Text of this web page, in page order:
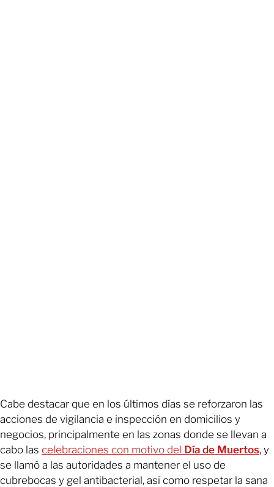
Cabe destacar que en los últimos días se reforzaron las
acciones de vigilancia e inspección en domicilios y
negocios, principalmente en las zonas donde se llevan a
cabo las celebraciones con motivo del Día de Muertos, y
se llamó a las autoridades a mantener el uso de
cubrebocas y gel antibacterial, así como respetar la sana